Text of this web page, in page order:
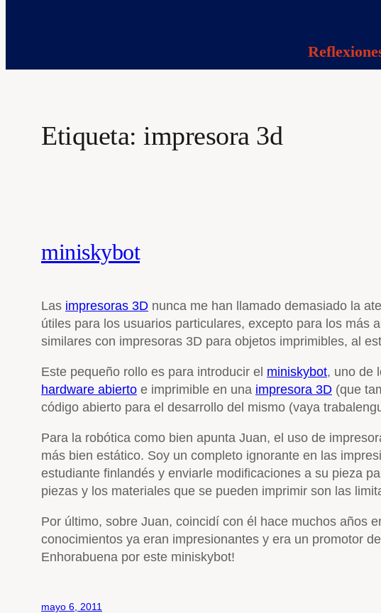
Etiqueta: impresora 3d
miniskybot
Las impresoras 3D nunca me han llamado demasiado la
útiles para los usuarios particulares, excepto para los más
similares con impresoras 3D para objetos imprimibles, al
Este pequeño rollo es para introducir el miniskybot, uno de
hardware abierto e imprimible en una impresora 3D (que
código abierto para el desarrollo del mismo (vaya
Para la robótica como bien apunta Juan, el uso de
más bien estático. Soy un completo ignorante en las
estudiante finlandés y enviarle modificaciones a su pieza
piezas y los materiales que se pueden imprimir son las
Por último, sobre Juan, coincidí con él hace muchos años
conocimientos ya eran impresionantes y era un promotor
Enhorabuena por este miniskybot!
mayo 6, 2011